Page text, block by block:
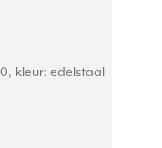
kleur: edelstaal